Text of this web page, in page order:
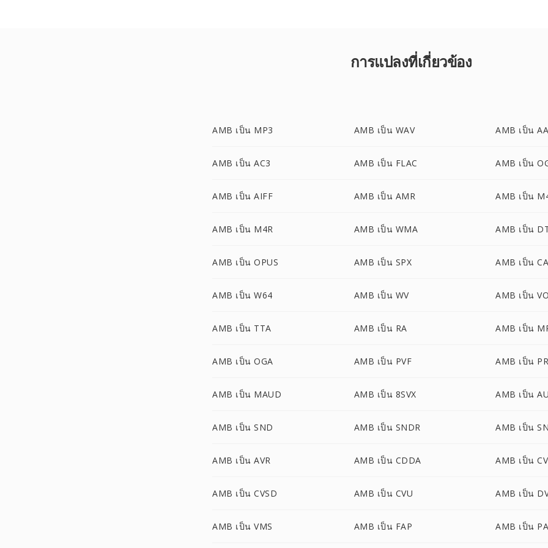
การแปลงที่เกี่ยวข้อง
AMB เป็น MP3 AMB เป็น WAV AMB เป็น
AMB เป็น AC3 AMB เป็น FLAC AMB เป็น
AMB เป็น AIFF AMB เป็น AMR AMB เป็น
AMB เป็น M4R AMB เป็น WMA AMB เป็น
AMB เป็น OPUS AMB เป็น SPX AMB เป็น
AMB เป็น W64 AMB เป็น WV AMB เป็น
AMB เป็น TTA AMB เป็น RA AMB เป็น
AMB เป็น OGA AMB เป็น PVF AMB เป็น
AMB เป็น MAUD AMB เป็น 8SVX AMB เป็น AU
AMB เป็น SND AMB เป็น SNDR AMB เป็น
AMB เป็น AVR AMB เป็น CDDA AMB เป็น
AMB เป็น CVSD AMB เป็น CVU AMB เป็น
AMB เป็น VMS AMB เป็น FAP AMB เป็น